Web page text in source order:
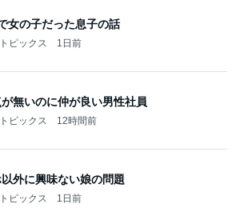
女の子だった息子の話
ピックス 1日前
無いのに仲が良い男性社員
ピックス 12時間前
以外に興味ない娘の問題
ピックス 1日前